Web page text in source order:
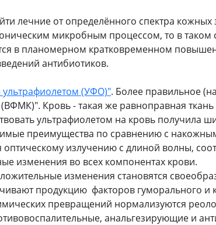
лечние от определённого спектра
микробным процессом, то в таком
в планомерном кратковременном
антибиотиков.
(УФО)". Более правильное
Кровь - такая же равноправная
ультрафиолетом на кровь получила
преимущества по сравнению с
оптическому излучению с длиной волны,
изменения во всех компонентах крови.
изменения становятся
продукцию факторов гуморального
превращений нормализуются
анальгезирующие и